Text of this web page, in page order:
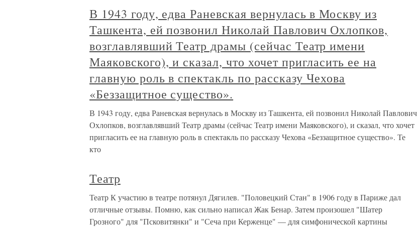
В 1943 году, едва Раневская вернулась в Москву из
Ташкента, ей позвонил Николай Павлович Охлопков,
возглавлявший Театр драмы (сейчас Театр имени
Маяковского), и сказал, что хочет пригласить ее на
главную роль в спектакль по рассказу Чехова
«Беззащитное существо».
В 1943 году, едва Раневская вернулась в Москву из Ташкента, ей позвонил Николай Павлович
Охлопков, возглавлявший Театр драмы (сейчас Театр имени Маяковского), и сказал, что хочет
пригласить ее на главную роль в спектакль по рассказу Чехова «Беззащитное существо». Те
кто
Театр
Театр К участию в театре потянул Дягилев. "Половецкий Стан" в 1906 году в Париже дал
отличные отзывы. Помню, как сильно написал Жак Бенар. Затем произошел "Шатер
Грозного" для "Псковитянки" и "Сеча при Керженце" — для симфонической картины